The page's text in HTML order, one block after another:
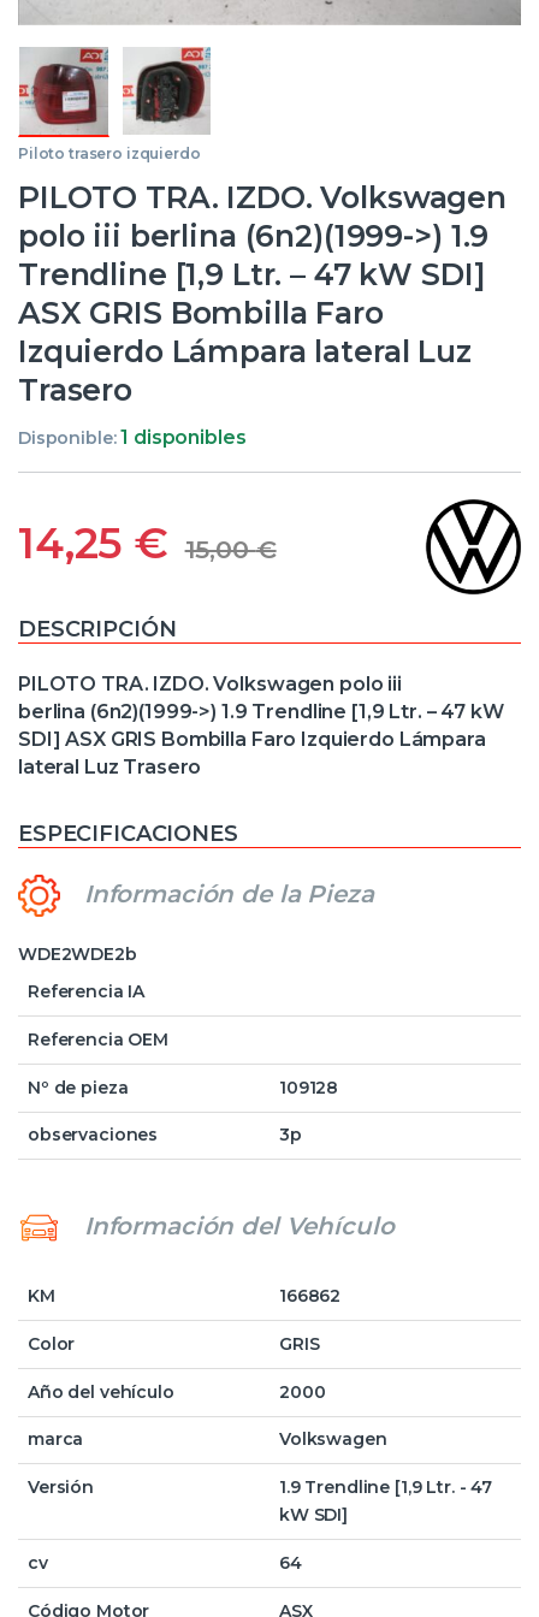
Piloto trasero izquierdo
PILOTO TRA. IZDO. Volkswagen
polo iii berlina (6n2)(1999->) 1.9
Trendline [1,9 Ltr. – 47 kW SDI]
ASX GRIS Bombilla Faro
Izquierdo Lámpara lateral Luz
Trasero
Disponible:1 disponibles
14,25 € 15,00€
DESCRIPCIÓN
PILOTO TRA. IZDO. Volkswagen polo iii
berlina (6n2)(1999->) 1.9 Trendline [1,9 Ltr. – 47 kW
SDI] ASX GRIS Bombilla Faro Izquierdo Lámpara
lateral Luz Trasero
ESPECIFICACIONES
Información de la Pieza
WDE2WDE2b
Referencia IA
Referencia OEM
Nº de pieza 109128
observaciones 3p
Información del Vehículo
KM 166862
Color GRIS
Año del vehículo 2000
marca Volkswagen
Versión
1.9 Trendline [1,9 Ltr. - 47
kW SDI]
cv 64
Código Motor ASX